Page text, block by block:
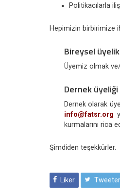
Politikacılarla
Hepimizin birbirimize
Bireysel
Üyemiz olmak
Dernek
Dernek olarak
info@fatsr.org
kurmalarını rica
Şimdiden teşekkürler.
Liker Tweeter